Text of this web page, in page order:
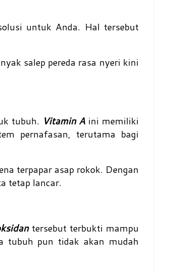
untuk Anda. Hal tersebut
salep pereda rasa nyeri kini
tubuh. Vitamin A ini memiliki
pernafasan, terutama bagi
terpapar asap rokok. Dengan
tetap lancar.
tersebut terbukti mampu
tubuh pun tidak akan mudah